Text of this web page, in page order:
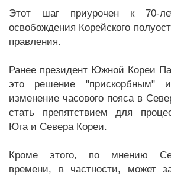
Этот шаг приурочен к 70-
освобождения Корейского
правления.
Ранее президент Южной Кореи
это решение "прискорбным"
изменение часового пояса в
стать препятствием для
Юга и Севера Кореи.
Кроме этого, по мнению
времени, в частности, может